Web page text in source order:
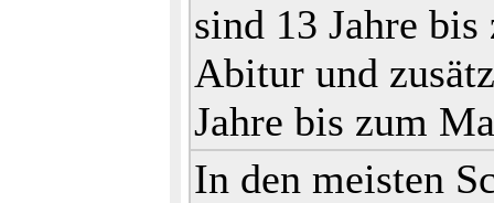
sind 13 Jahre bis
Abitur und
Jahre bis zum
In den meisten